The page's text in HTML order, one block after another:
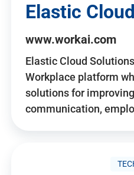
Elastic
www.workai.com
Elastic Cloud
Workplace platform
solutions for
communication,